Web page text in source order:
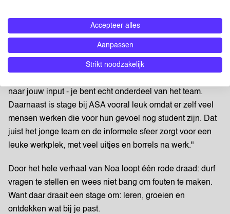
leermomenten. "Je ontwikkelt een professionele
werkhouding en leert verantwoordelijkheid nemen," legt
Noa uit. "Bij ASA Talent werk ik bijvoorbeeld aan
verschillende projecten, van recruitmenttaken tot
naar jouw input - je bent echt onderdeel van het team.
Daarnaast is stage bij ASA vooral leuk omdat er zelf veel
mensen werken die voor hun gevoel nog student zijn. Dat
juist het jonge team en de informele sfeer zorgt voor een
leuke werkplek, met veel uitjes en borrels na werk."
Door het hele verhaal van Noa loopt één rode draad: durf
vragen te stellen en wees niet bang om fouten te maken.
Want daar draait een stage om: leren, groeien en
ontdekken wat bij je past.
Accepteer alles
Aanpassen
Strikt noodzakelijk